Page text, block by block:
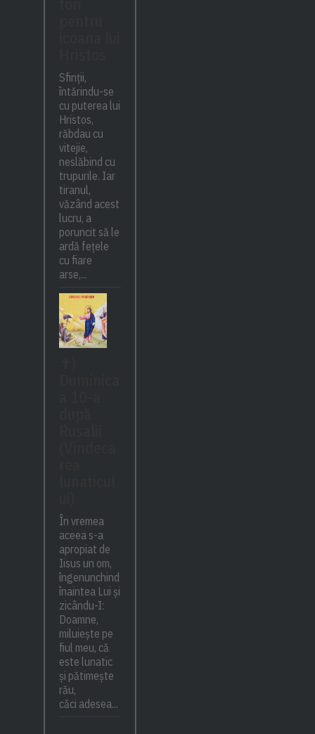
Sfinții,
întărindu-se
cu puterea lui
Hristos,
răbdau cu
vitejie,
neslăbind cu
trupurile. Iar
tiranul,
văzând acest
lucru, a
poruncit să le
ardă fețele
cu fiare
arse,...
În vremea
aceea s-a
apropiat de
Iisus un om,
îngenunchind
înaintea Lui și
zicându-I:
Doamne,
miluiește pe
fiul meu, că
este lunatic
și pătimește
rău,
căci adesea...